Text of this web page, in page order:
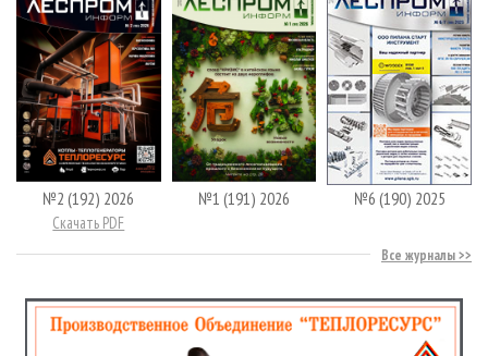
№2 (192) 2026
Скачать PDF
№1 (191) 2026 №6 (190) 2025
Все журналы